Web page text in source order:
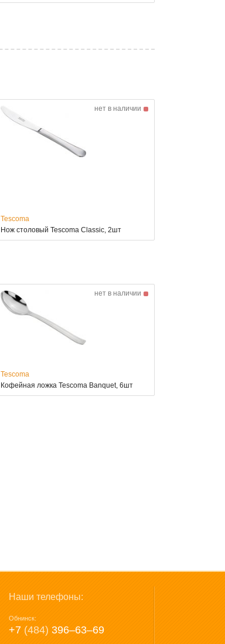
нет в наличии
Tescoma
Нож столовый Tescoma Classic, 2шт
нет в наличии
Tescoma
Кофейная ложка Tescoma Banquet, 6шт
Наши телефоны:
Обнинск:
+7 (484) 396‒63‒69